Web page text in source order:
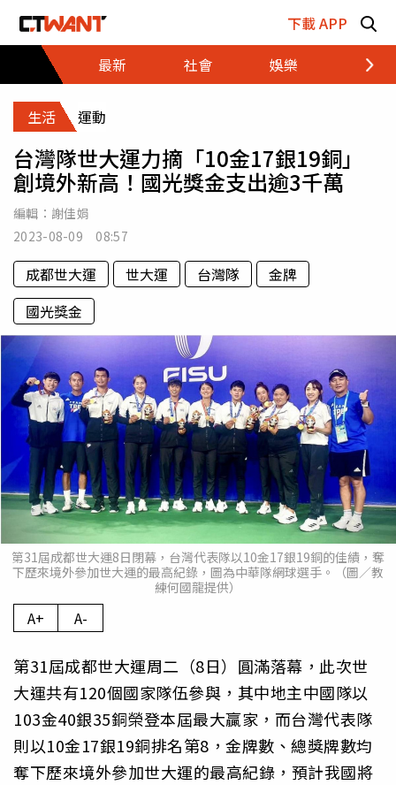
下載 APP
最新
社會 娛樂 財經
生活 運動
台灣隊世大運力摘「10金17銀19銅」
創境外新高！國光獎金支出逾3千萬
編輯： 謝佳娟
2023-08-09 08:57
成都世大運 世大運 台灣隊
金牌
國光獎金
第31屆成都世大運8日閉幕，台灣代表隊以10金17銀19銅的佳績，奪
下歷來境外參加世大運的最高紀錄，圖為中華隊網球選手。（圖／教
練何國龍提供）
A+ A-
第31屆成都世大運周二（8日）圓滿落幕，此次世
大運共有120個國家隊伍參與，其中地主中國隊以
103金40銀35銅榮登本屆最大贏家，而台灣代表隊
則以10金17銀19銅排名第8，金牌數、總獎牌數均
奪下歷來境外參加世大運的最高紀錄，預計我國將